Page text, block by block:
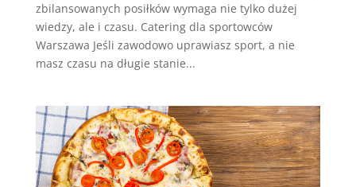
zbilansowanych posiłków wymaga nie tylko dużej
wiedzy, ale i czasu. Catering dla sportowców
Warszawa Jeśli zawodowo uprawiasz sport, a nie
masz czasu na długie stanie...